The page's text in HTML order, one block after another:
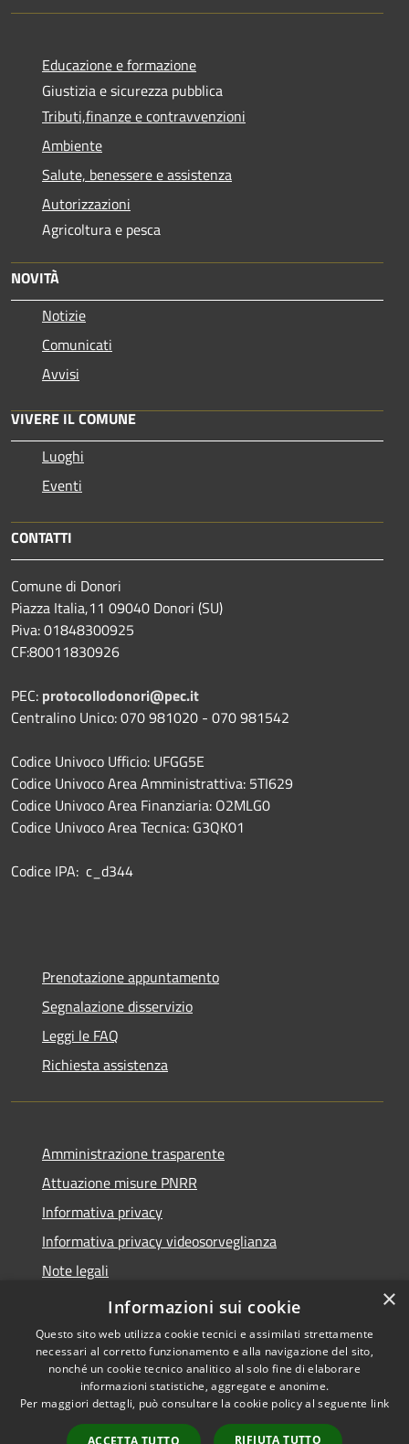
Educazione e formazione
Giustizia e sicurezza pubblica
Tributi,finanze e contravvenzioni
Ambiente
Salute, benessere e assistenza
Autorizzazioni
Agricoltura e pesca
NOVITÀ
Notizie
Comunicati
Avvisi
VIVERE IL COMUNE
Luoghi
Eventi
CONTATTI
Comune di Donori
Piazza Italia,11 09040 Donori (SU)
Piva: 01848300925
CF:80011830926
PEC: protocollodonori@pec.it
Centralino Unico: 070 981020 - 070 981542
Codice Univoco Ufficio: UFGG5E
Codice Univoco Area Amministrattiva: 5TI629
Codice Univoco Area Finanziaria: O2MLG0
Codice Univoco Area Tecnica: G3QK01
Codice IPA: c_d344
Prenotazione appuntamento
Segnalazione disservizio
Leggi le FAQ
Richiesta assistenza
Amministrazione trasparente
Attuazione misure PNRR
Informativa privacy
Informativa privacy videosorveglianza
Note legali
Dichiarazione di accessibilità
Accessibilità
Copyright © 2026 • Comune di
Donori • Powered by
Municipium• Accesso
×
Informazioni sui cookie
Questo sito web utilizza cookie tecnici e assimilati strettamente
necessari al corretto funzionamento e alla navigazione del sito,
nonché un cookie tecnico analitico al solo fine di elaborare
informazioni statistiche, aggregate e anonime.
Per maggiori dettagli, può consultare la cookie policy al seguente link
ACCETTA TUTTO RIFIUTA TUTTO